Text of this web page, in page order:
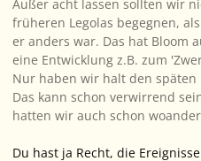
Außer acht lassen sollten wir
früheren Legolas begegnen,
er anders war. Das hat Bloom
eine Entwicklung z.B. zum
Nur haben wir halt den späten
Das kann schon verwirrend
hatten wir auch schon
Du hast ja Recht, die